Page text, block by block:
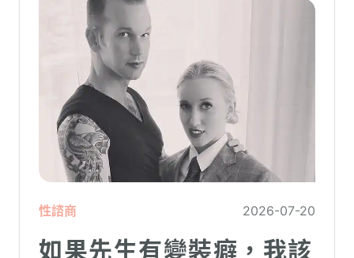
性諮商 2026-07-20
如果先生有變裝癖，我該